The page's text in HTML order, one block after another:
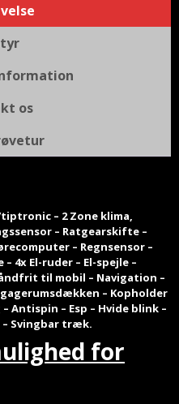
os
– 2 Zone klima,
– Ratgearskifte –
– Regnsensor –
4x El-ruder – El-spejle –
til mobil – Navigation –
– Kopholder
Antispin – Esp – Hvide blink –
Svingbar træk.
for